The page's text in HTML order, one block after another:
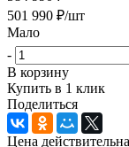
501 990 ₽/шт
Мало
-
В корзину
Купить в 1 клик
Поделиться
Цена